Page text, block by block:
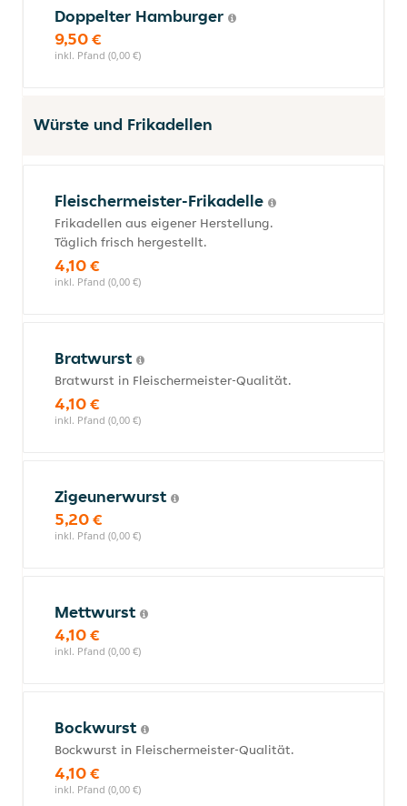
Doppelter Hamburger
9,50 €
inkl. Pfand (0,00 €)
Würste und Frikadellen
Fleischermeister-Frikadelle
Frikadellen aus eigener Herstellung.
Täglich frisch hergestellt.
4,10 €
inkl. Pfand (0,00 €)
Bratwurst
Bratwurst in Fleischermeister-Qualität.
4,10 €
inkl. Pfand (0,00 €)
Zigeunerwurst
5,20 €
inkl. Pfand (0,00 €)
Mettwurst
4,10 €
inkl. Pfand (0,00 €)
Bockwurst
Bockwurst in Fleischermeister-Qualität.
4,10 €
inkl. Pfand (0,00 €)